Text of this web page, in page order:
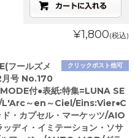
¥1,800(税込)
クリックポスト他可
フールズメ
月号 No.170
付●表紙:特集=LUNA SE
L'Arc～en～Ciel/Eins:Vier●C
・カプセル・マーケッツ/AIO
ディ・イミテーション・ソサ